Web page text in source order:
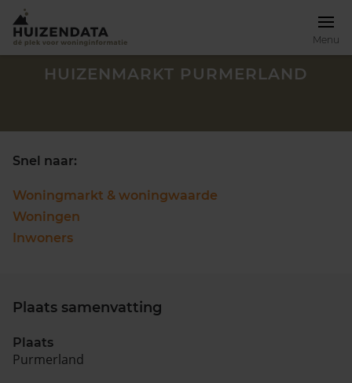
Menu
Zoek een woning
HUIZENMARKT PURMERLAND
Snel naar:
Woningmarkt & woningwaarde
Woningen
Inwoners
Plaats samenvatting
Plaats
Purmerland